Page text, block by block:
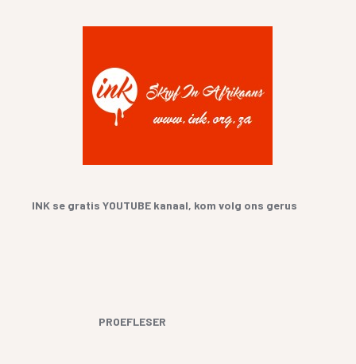
INK se gratis YOUTUBE kanaal, kom volg ons gerus
PROEFLESER